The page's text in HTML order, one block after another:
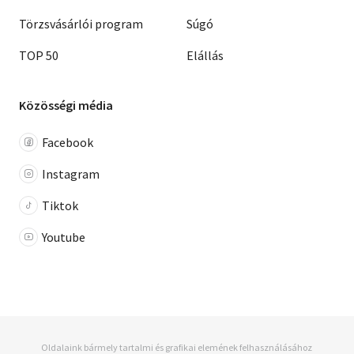
Törzsvásárlói program
TOP 50
Súgó
Elállás
Közösségi média
Facebook
Instagram
Tiktok
Youtube
Oldalaink bármely tartalmi és grafikai elemének felhasználásához